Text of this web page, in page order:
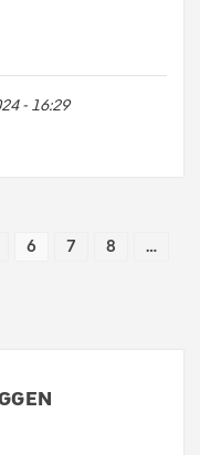
- 16:29
6 7 8
…